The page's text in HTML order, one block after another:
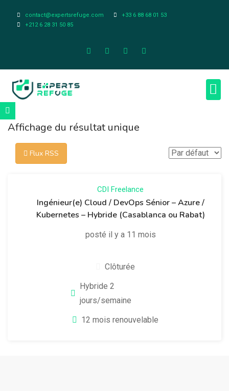
contact@expertsrefuge.com
+33 6 88 68 01 53
+212 6 28 31 50 85
Affichage du résultat unique
Flux RSS
CDI Freelance
Ingénieur(e) Cloud / DevOps Sénior – Azure /
Kubernetes – Hybride (Casablanca ou Rabat)
posté il y a 11 mois
Clôturée
Hybride 2
jours/semaine
12 mois renouvelable